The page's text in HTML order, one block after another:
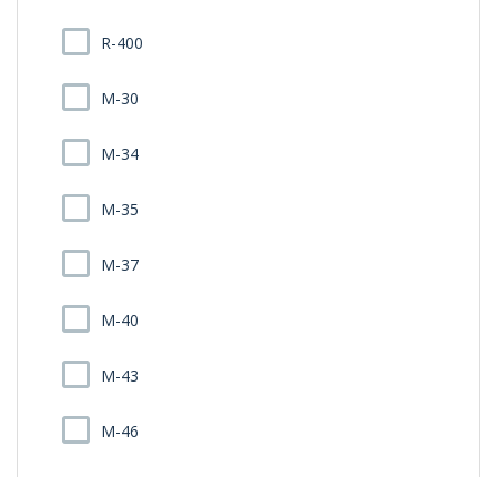
R-400
M-30
M-34
M-35
M-37
M-40
M-43
M-46